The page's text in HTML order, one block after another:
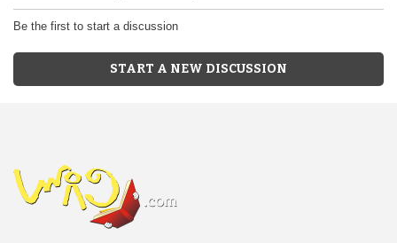
Be the first to start a discussion
START A NEW DISCUSSION